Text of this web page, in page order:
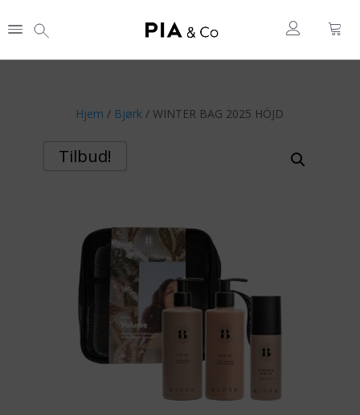
Hjem / Bjørk / WINTER BAG 2025 HÖJD
Tilbud!